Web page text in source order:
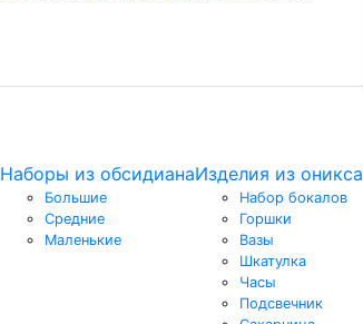
Наборы из обсидиана
Большие
Средние
Маленькие
Изделия из оникса
Набор бокалов
Горшки
Вазы
Шкатулка
Часы
Подсвечник